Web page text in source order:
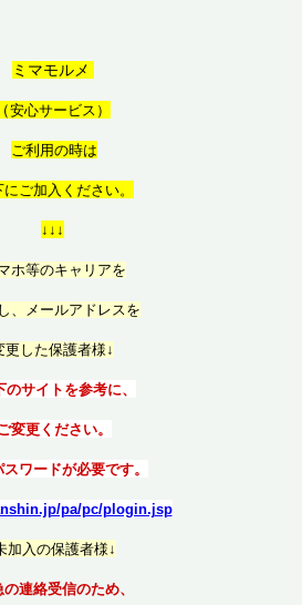
ミマモルメ
（安心サービス）
ご利用の時は
にご加入ください。
↓↓↓
ホ等のキャリアを
、メールアドレスを
更した保護者様↓
のサイトを参考に、
変更ください。
スワードが必要です。
pa/pc/plogin.jsp
加入の保護者様↓
連絡受信のため、